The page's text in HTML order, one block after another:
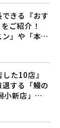
できる『おす
ご紹介！
ン」や「本格
を見つけよ
た10店』
する「鰻の
小新店」が